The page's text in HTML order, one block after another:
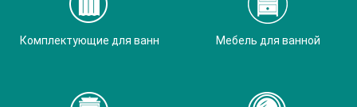
Комплектующие для ванн Мебель для ванной